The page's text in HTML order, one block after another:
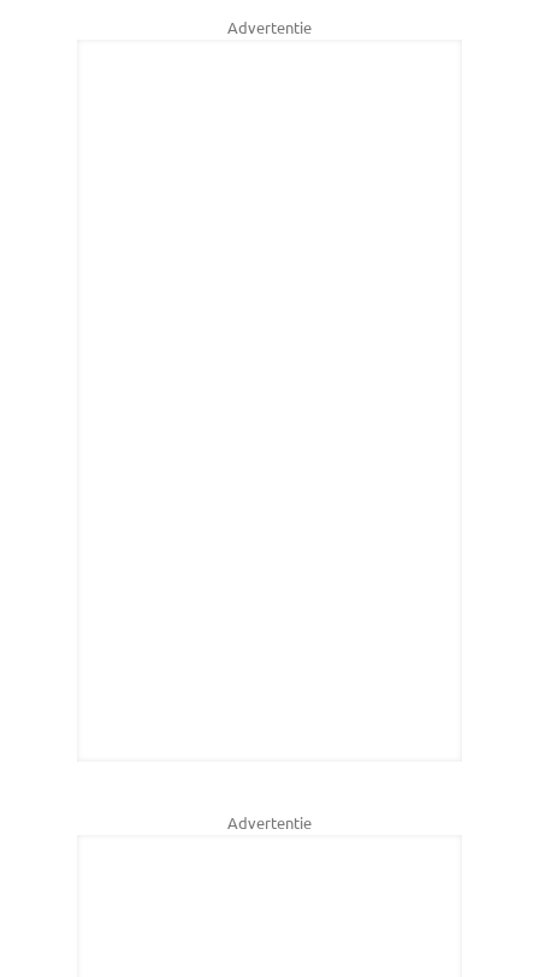
Advertentie
Advertentie